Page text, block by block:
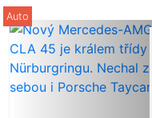
Auto